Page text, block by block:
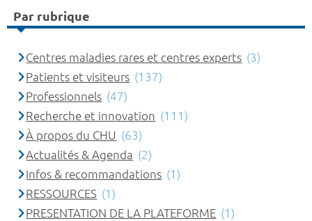
Par rubrique
Centres maladies rares et centres experts (3)
Patients et visiteurs (137)
Professionnels (47)
Recherche et innovation (111)
À propos du CHU (63)
Actualités & Agenda (2)
Infos & recommandations (1)
RESSOURCES (1)
PRESENTATION DE LA PLATEFORME (1)